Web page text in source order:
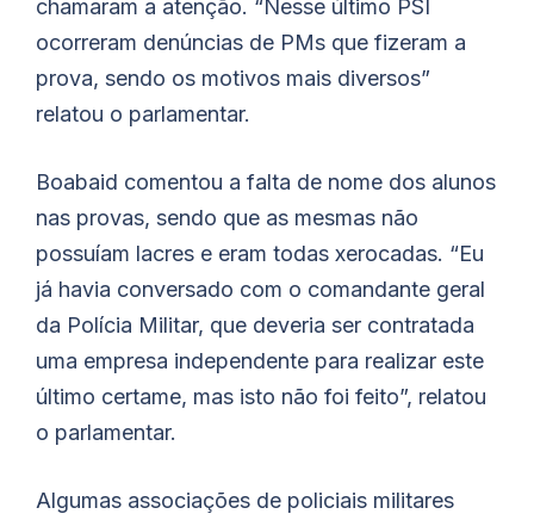
chamaram a atenção. “Nesse último PSI
ocorreram denúncias de PMs que fizeram a
prova, sendo os motivos mais diversos”
relatou o parlamentar.
Boabaid comentou a falta de nome dos alunos
nas provas, sendo que as mesmas não
possuíam lacres e eram todas xerocadas. “Eu
já havia conversado com o comandante geral
da Polícia Militar, que deveria ser contratada
uma empresa independente para realizar este
último certame, mas isto não foi feito”, relatou
o parlamentar.
Algumas associações de policiais militares